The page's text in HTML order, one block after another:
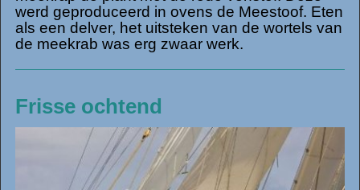
werd geproduceerd in ovens de Meestoof. Eten
als een delver, het uitsteken van de wortels van
de meekrab was erg zwaar werk.
Frisse ochtend